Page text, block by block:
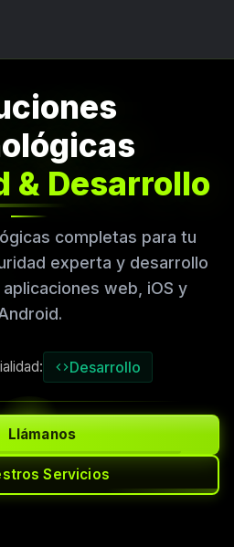
& Desarrollo
completas para tu
experta y desarrollo
web, iOS y
: Desarrollo
Llámanos
Servicios